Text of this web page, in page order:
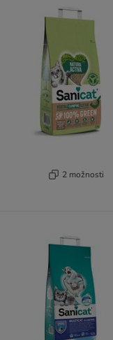
2 možnosti